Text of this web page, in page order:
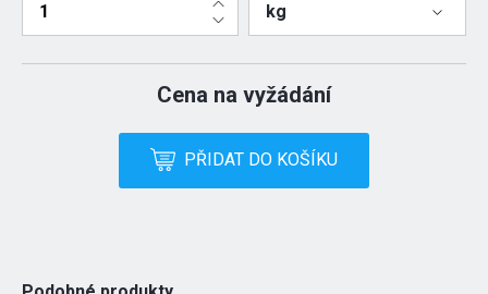
kg
Cena na vyžádání
PŘIDAT DO KOŠÍKU